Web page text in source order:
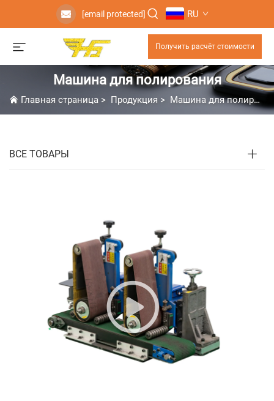
[email protected] RU
Получить расчёт стоимости
Машина для полирования
Главная страница > Продукция > Машина для полирования
ВСЕ ТОВАРЫ